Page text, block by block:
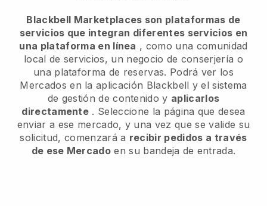
Blackbell Marketplaces son plataformas de
servicios que integran diferentes servicios en
una plataforma en línea , como una comunidad
local de servicios, un negocio de conserjería o
una plataforma de reservas. Podrá ver los
Mercados en la aplicación Blackbell y el sistema
de gestión de contenido y aplicarlos
directamente . Seleccione la página que desea
enviar a ese mercado, y una vez que se valide su
solicitud, comenzará a recibir pedidos a través
de ese Mercado en su bandeja de entrada.